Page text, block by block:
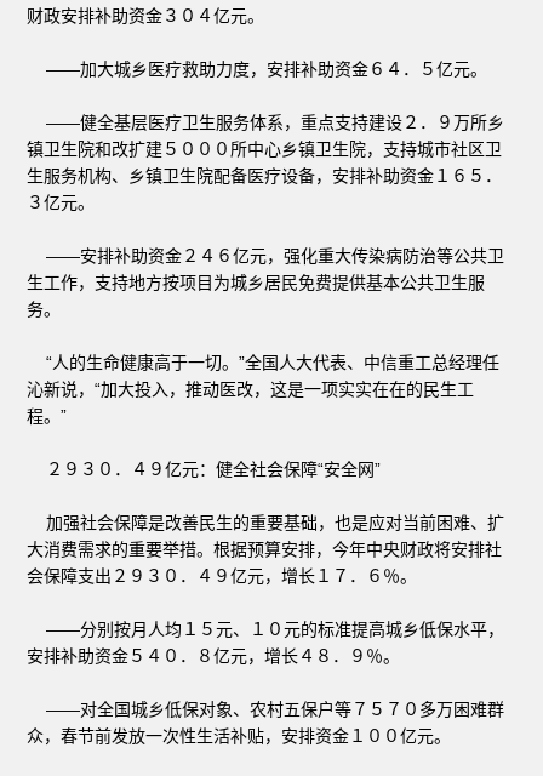
财政安排补助资金３０４亿元。
——加大城乡医疗救助力度，安排补助资金６４．５亿元。
——健全基层医疗卫生服务体系，重点支持建设２．９万所乡
镇卫生院和改扩建５０００所中心乡镇卫生院，支持城市社区卫
生服务机构、乡镇卫生院配备医疗设备，安排补助资金１６５．
３亿元。
——安排补助资金２４６亿元，强化重大传染病防治等公共卫
生工作，支持地方按项目为城乡居民免费提供基本公共卫生服
务。
“人的生命健康高于一切。”全国人大代表、中信重工总经理任
沁新说，“加大投入，推动医改，这是一项实实在在的民生工
程。”
２９３０．４９亿元：健全社会保障“安全网”
加强社会保障是改善民生的重要基础，也是应对当前困难、扩
大消费需求的重要举措。根据预算安排，今年中央财政将安排社
会保障支出２９３０．４９亿元，增长１７．６％。
——分别按月人均１５元、１０元的标准提高城乡低保水平，
安排补助资金５４０．８亿元，增长４８．９％。
——对全国城乡低保对象、农村五保户等７５７０多万困难群
众，春节前发放一次性生活补贴，安排资金１００亿元。